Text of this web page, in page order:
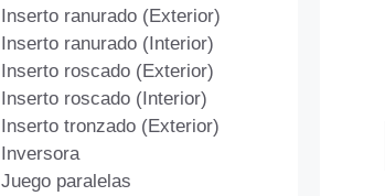
Inserto ranurado (Exterior)
Inserto ranurado (Interior)
Inserto roscado (Exterior)
Inserto roscado (Interior)
Inserto tronzado (Exterior)
Inversora
Juego paralelas